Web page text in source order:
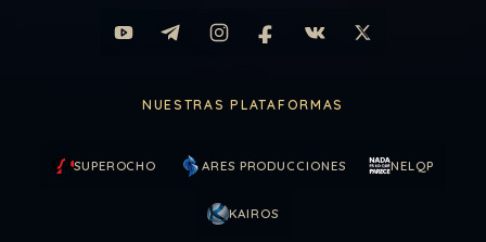
NUESTRAS PLATAFORMAS
SUPEROCHO ARES PRODUCCIONES NELQP
KAIROS